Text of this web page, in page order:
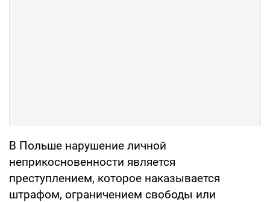
В Польше нарушение личной
неприкосновенности является
преступлением, которое наказывается
штрафом, ограничением свободы или